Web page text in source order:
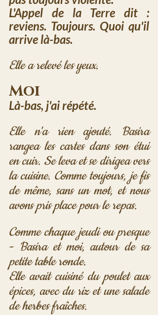
L'Appel de la Terre dit :
reviens. Toujours. Quoi qu'il
arrive là-bas.
Elle a relevé les yeux.
Moi
Là-bas, j'ai répété.
Elle n'a rien ajouté. Basira
rangea les cartes dans son étui
en cuir. Se leva et se dirigea vers
la cuisine. Comme toujours, je fis
de même, sans un mot, et nous
avons pris place pour le repas.
Comme chaque jeudi ou presque
- Basira et moi, autour de sa
petite table ronde.
Elle avait cuisiné du poulet aux
épices, avec du riz et une salade
de herbes fraîches.